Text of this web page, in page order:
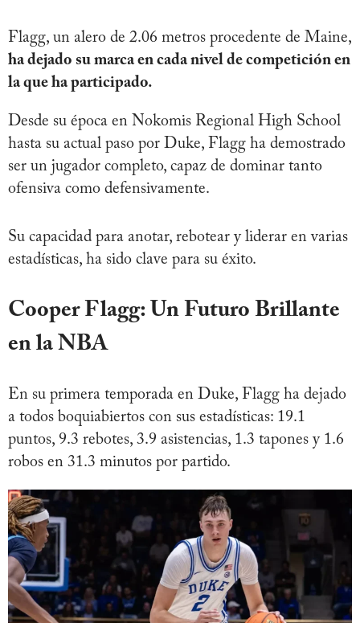
Flagg, un alero de 2.06 metros procedente de Maine,
ha dejado su marca en cada nivel de competición en
la que ha participado.
Desde su época en Nokomis Regional High School
hasta su actual paso por Duke, Flagg ha demostrado
ser un jugador completo, capaz de dominar tanto
ofensiva como defensivamente.
Su capacidad para anotar, rebotear y liderar en varias
estadísticas, ha sido clave para su éxito.
Cooper Flagg: Un Futuro Brillante
en la NBA
En su primera temporada en Duke, Flagg ha dejado
a todos boquiabiertos con sus estadísticas: 19.1
puntos, 9.3 rebotes, 3.9 asistencias, 1.3 tapones y 1.6
robos en 31.3 minutos por partido.